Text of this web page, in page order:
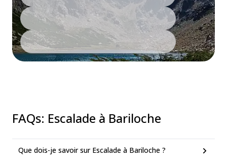
FAQs: Escalade à Bariloche
Que dois-je savoir sur Escalade à Bariloche ?